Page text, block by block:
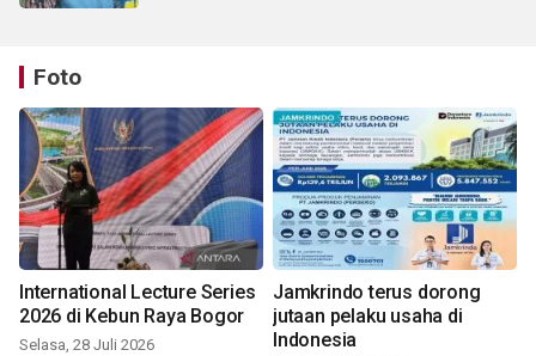
Foto
International Lecture Series
2026 di Kebun Raya Bogor
Selasa, 28 Juli 2026
Jamkrindo terus dorong
jutaan pelaku usaha di
Indonesia